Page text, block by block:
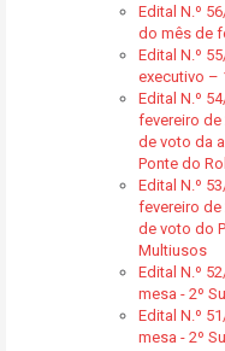
Edital N.º
do mês de
Edital N.º
executivo –
Edital N.º
fevereiro
de voto da
Ponte do Rol
Edital N.º
fevereiro
de voto do
Multiusos
Edital N.º
mesa - 2º
Edital N.º
mesa - 2º